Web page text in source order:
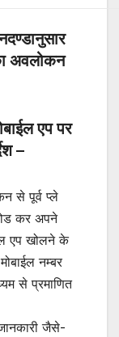
अवलोकन
एप पर
–
से पूर्व प्ले
कर अपने
एप खोलने के
नम्बर
से प्रमाणित
जैसे-